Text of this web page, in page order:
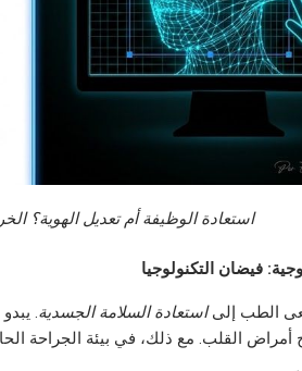
استعادة الوظيفة أم تعديل الهوية؟
فيضان التكنولوجيا
الطب إلىاستعادة السلامة الجسدية.
أمراض القلب. مع ذلك، في بيئة الجراحة